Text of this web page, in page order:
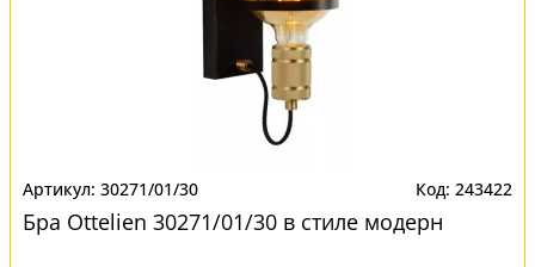
30271/01/30 243422
Бра Ottelien 30271/01/30 в стиле модерн